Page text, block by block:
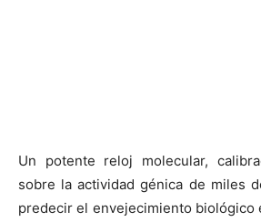
Un potente reloj molecular,
sobre la actividad génica de miles
predecir el envejecimiento biológico